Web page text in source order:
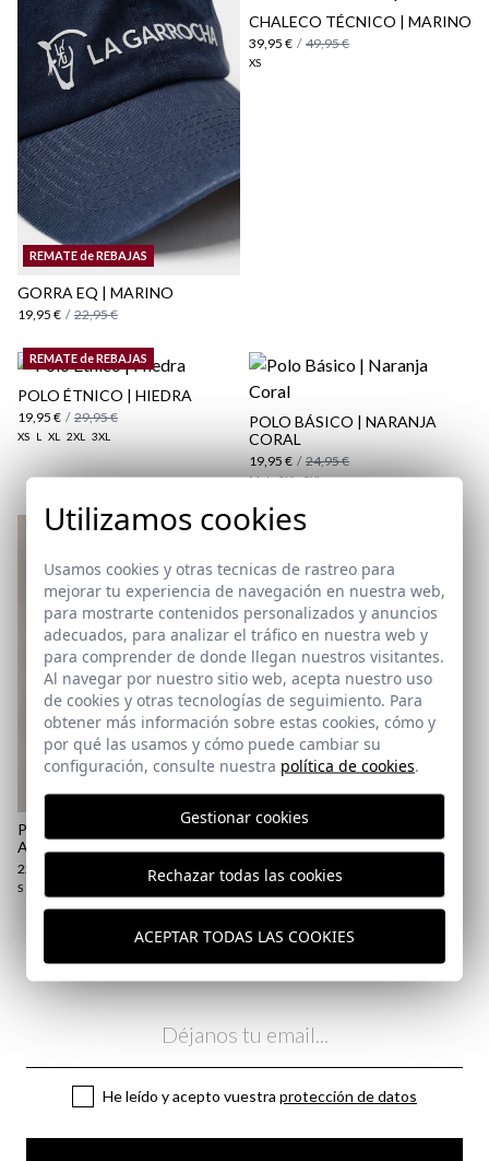
Paquetes y envíos
REMATE de REBAJAS
GORRA EQ | MARINO
19,95 € / 22,95 €
CHALECO TÉCNICO | MARINO
39,95 € / 49,95 €
XS
REMATE de REBAJAS
POLO ÉTNICO | HIEDRA
19,95 € / 29,95 €
XS L XL 2XL 3XL
POLO BÁSICO | NARANJA
CORAL
19,95 € / 24,95 €
M L 2XL 3XL
POLO BÁSICO | VERDE
AZULADO
22,95 €
S
REMATE de REBAJAS
18,95 € / 24,95 €
XS S M L XL 2XL 3XL
Suscríbete a nuestra Newsletter
He leído y acepto vuestra protección de datos
Utilizamos cookies
Usamos cookies y otras tecnicas de rastreo para
mejorar tu experiencia de navegación en nuestra web,
para mostrarte contenidos personalizados y anuncios
adecuados, para analizar el tráfico en nuestra web y
para comprender de donde llegan nuestros visitantes.
Al navegar por nuestro sitio web, acepta nuestro uso
de cookies y otras tecnologías de seguimiento. Para
obtener más información sobre estas cookies, cómo y
por qué las usamos y cómo puede cambiar su
configuración, consulte nuestra política de cookies.
Gestionar cookies
Rechazar todas las cookies
ACEPTAR TODAS LAS COOKIES